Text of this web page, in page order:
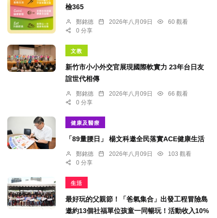
檢365
鄭銘德 2026年八月09日
60 觀看
0 分享
文教
新竹市小小外交官展現國際軟實力 23年台日友
誼世代相傳
鄭銘德 2026年八月09日
66 觀看
0 分享
健康及醫療
「89量腰日」 楊文科邀全民落實ACE健康生活
鄭銘德 2026年八月09日
103 觀看
0 分享
生活
最好玩的父親節！「爸氣集合」出發工程冒險島
邀約13個社福單位孩童一同暢玩！活動收入10%